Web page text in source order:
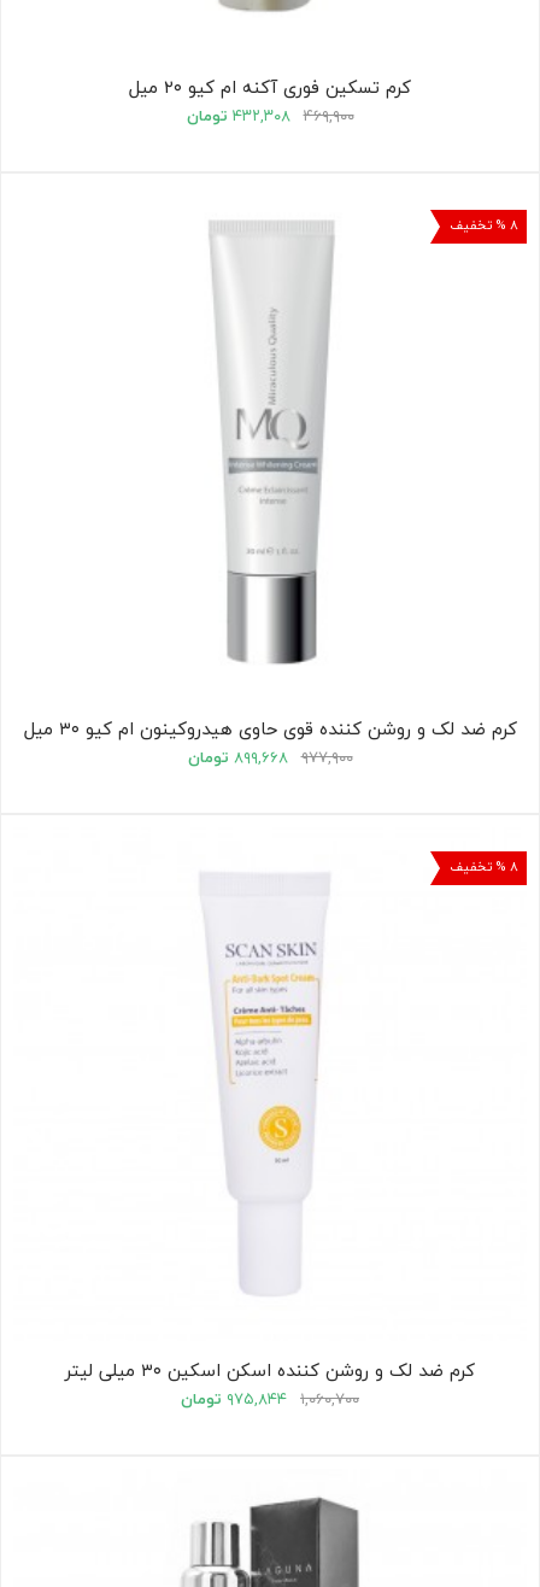
کرم تسکین فوری آکنه ام کیو ۲۰ میل
۴۶۹,۹۰۰ ۴۳۲,۳۰۸ تومان
۸ % تخفیف
کرم ضد لک و روشن کننده قوی حاوی هیدروکینون ام کیو ۳۰ میل
۹۷۷,۹۰۰ ۸۹۹,۶۶۸ تومان
۸ % تخفیف
کرم ضد لک و روشن کننده اسکن اسکین ۳۰ میلی لیتر
۱,۰۶۰,۷۰۰ ۹۷۵,۸۴۴ تومان